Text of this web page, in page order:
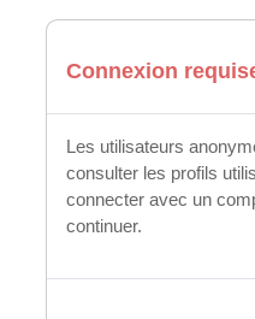
Connexion
Les utilisateurs
consulter les profils
connecter avec un
continuer.